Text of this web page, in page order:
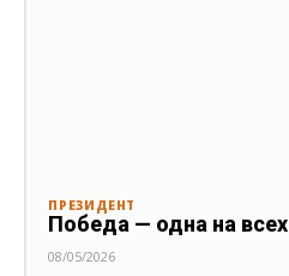
ПРЕЗИДЕНТ
Победа — одна на всех
08/05/2026